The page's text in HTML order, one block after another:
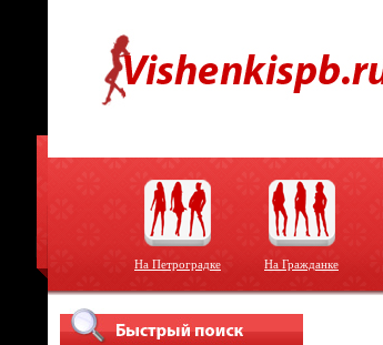
На Петроградке На Гражданке